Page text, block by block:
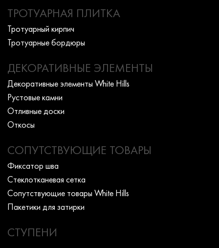
ТРОТУАРНАЯ ПЛИТКА
Тротуарный кирпич
Тротуарные бордюры
ДЕКОРАТИВНЫЕ ЭЛЕМЕНТЫ
Декоративные элементы White Hills
Рустовые камни
Отливные доски
Откосы
СОПУТСТВУЮЩИЕ ТОВАРЫ
Фиксатор шва
Стеклотканевая сетка
Сопутствующие товары White Hills
Пакетики для затирки
СТУПЕНИ